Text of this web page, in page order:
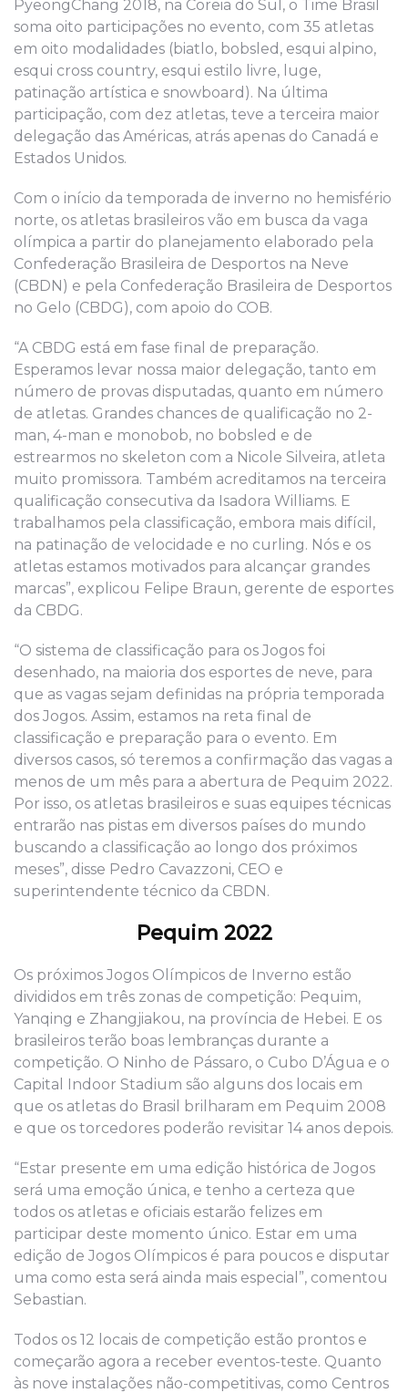
PyeongChang 2018, na Coreia do Sul, o Time Brasil
soma oito participações no evento, com 35 atletas
em oito modalidades (biatlo, bobsled, esqui alpino,
esqui cross country, esqui estilo livre, luge,
patinação artística e snowboard). Na última
participação, com dez atletas, teve a terceira maior
delegação das Américas, atrás apenas do Canadá e
Estados Unidos.
Com o início da temporada de inverno no hemisfério
norte, os atletas brasileiros vão em busca da vaga
olímpica a partir do planejamento elaborado pela
Confederação Brasileira de Desportos na Neve
(CBDN) e pela Confederação Brasileira de Desportos
no Gelo (CBDG), com apoio do COB.
“A CBDG está em fase final de preparação.
Esperamos levar nossa maior delegação, tanto em
número de provas disputadas, quanto em número
de atletas. Grandes chances de qualificação no 2-
man, 4-man e monobob, no bobsled e de
estrearmos no skeleton com a Nicole Silveira, atleta
muito promissora. Também acreditamos na terceira
qualificação consecutiva da Isadora Williams. E
trabalhamos pela classificação, embora mais difícil,
na patinação de velocidade e no curling. Nós e os
atletas estamos motivados para alcançar grandes
marcas”, explicou Felipe Braun, gerente de esportes
da CBDG.
“O sistema de classificação para os Jogos foi
desenhado, na maioria dos esportes de neve, para
que as vagas sejam definidas na própria temporada
dos Jogos. Assim, estamos na reta final de
classificação e preparação para o evento. Em
diversos casos, só teremos a confirmação das vagas a
menos de um mês para a abertura de Pequim 2022.
Por isso, os atletas brasileiros e suas equipes técnicas
entrarão nas pistas em diversos países do mundo
buscando a classificação ao longo dos próximos
meses”, disse Pedro Cavazzoni, CEO e
superintendente técnico da CBDN.
Pequim 2022
Os próximos Jogos Olímpicos de Inverno estão
divididos em três zonas de competição: Pequim,
Yanqing e Zhangjiakou, na província de Hebei. E os
brasileiros terão boas lembranças durante a
competição. O Ninho de Pássaro, o Cubo D’Água e o
Capital Indoor Stadium são alguns dos locais em
que os atletas do Brasil brilharam em Pequim 2008
e que os torcedores poderão revisitar 14 anos depois.
“Estar presente em uma edição histórica de Jogos
será uma emoção única, e tenho a certeza que
todos os atletas e oficiais estarão felizes em
participar deste momento único. Estar em uma
edição de Jogos Olímpicos é para poucos e disputar
uma como esta será ainda mais especial”, comentou
Sebastian.
Todos os 12 locais de competição estão prontos e
começarão agora a receber eventos-teste. Quanto
às nove instalações não-competitivas, como Centros